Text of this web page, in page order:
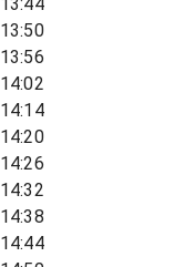
13:50
13:56
14:02
14:14
14:20
14:26
14:32
14:38
14:44